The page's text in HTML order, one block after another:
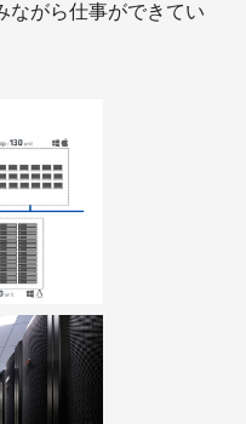
ながら仕事ができてい